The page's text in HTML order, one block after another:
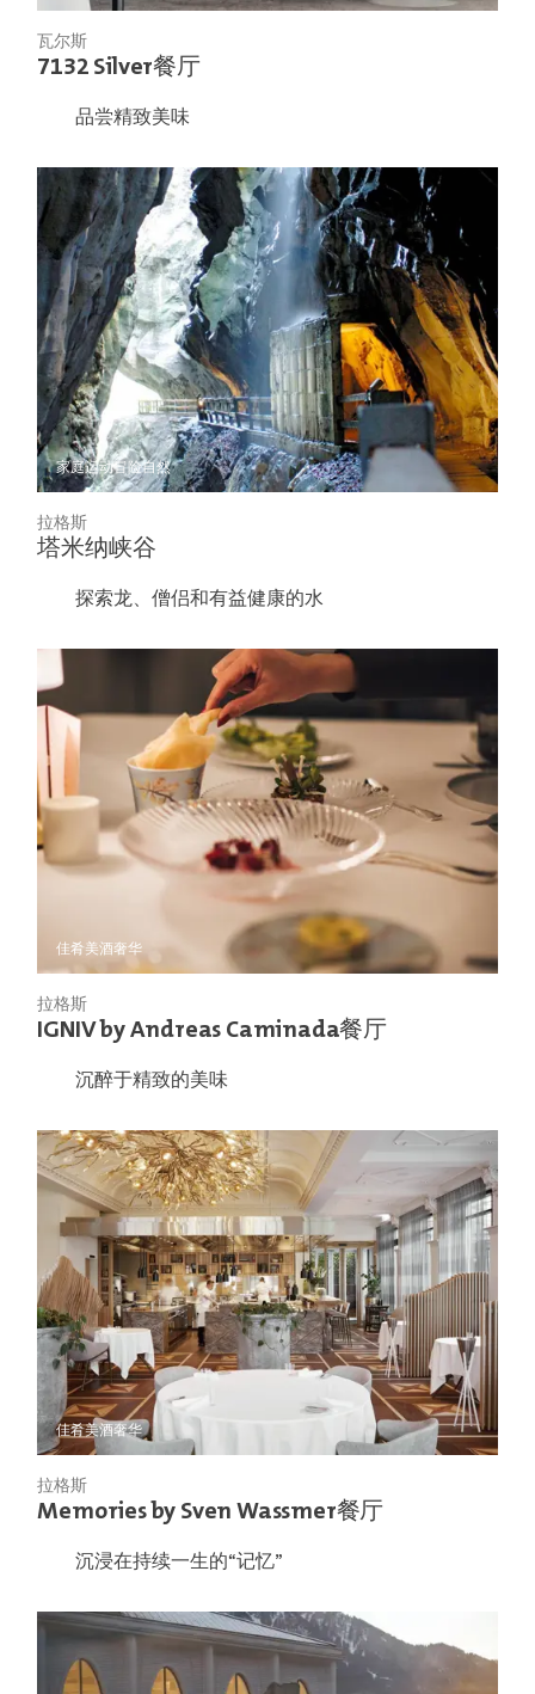
瓦尔斯
7132 Silver餐厅
品尝精致美味
家庭运动冒险自然
拉格斯
塔米纳峡谷
探索龙、僧侣和有益健康的水
佳肴美酒奢华
拉格斯
IGNIV by Andreas Caminada餐厅
沉醉于精致的美味
佳肴美酒奢华
拉格斯
Memories by Sven Wassmer餐厅
沉浸在持续一生的“记忆”